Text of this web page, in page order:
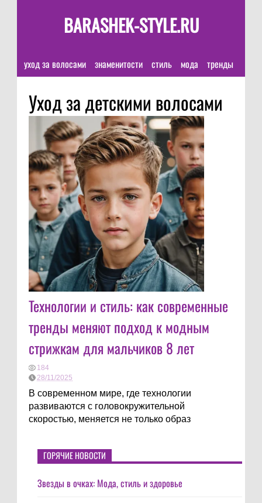
BARASHEK-STYLE.RU
уход за волосами знаменитости стиль мода тренды
Уход за детскими волосами
Технологии и стиль: как современные
тренды меняют подход к модным
стрижкам для мальчиков 8 лет
184
28/11/2025
В современном мире, где технологии
развиваются с головокружительной
скоростью, меняется не только образ
ГОРЯЧИЕ НОВОСТИ
Звезды в очках: Мода, стиль и здоровье